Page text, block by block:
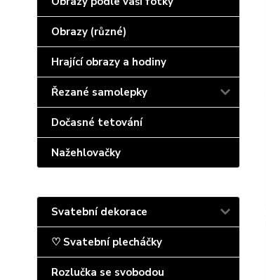
Obrazy (různé)
Hrající obrazy a hodiny
Řezané samolepky
Dočasné tetování
Nažehlovačky
Svatební dekorace
♡ Svatební plecháčky
Rozlučka se svobodou